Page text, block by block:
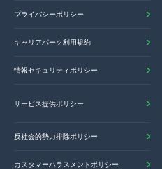
プライバシーポリシー
キャリアパーク利用規約
情報セキュリティポリシー
サービス提供ポリシー
反社会的勢力排除ポリシー
カスタマーハラスメントポリシー